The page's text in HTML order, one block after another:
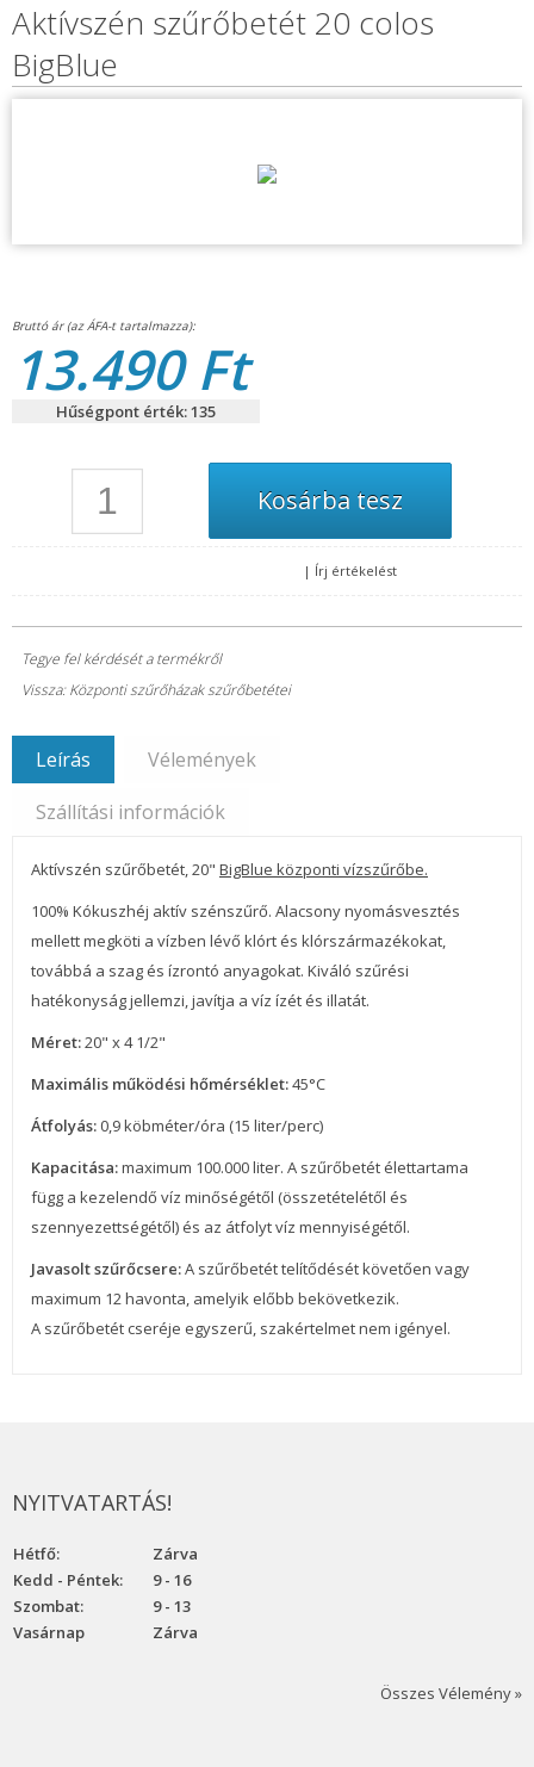
Aktívszén szűrőbetét 20 colos
BigBlue
13.490 Ft
Hűségpont érték: 135
| Írj értékelést
Tegye fel kérdését a termékről
Vissza: Központi szűrőházak szűrőbetétei
Leírás
Vélemények
Szállítási információk
Aktívszén szűrőbetét, 20" BigBlue központi vízszűrőbe.
100% Kókuszhéj aktív szénszűrő. Alacsony nyomásvesztés
mellett megköti a vízben lévő klórt és klórszármazékokat,
továbbá a szag és ízrontó anyagokat. Kiváló szűrési
hatékonyság jellemzi, javítja a víz ízét és illatát.
Méret:20" x 4 1/2"
Maximális működési hőmérséklet:45°C
Átfolyás:0,9 köbméter/óra (15 liter/perc)
Kapacitása:maximum 100.000 liter. A szűrőbetét élettartama
függ a kezelendő víz minőségétől (összetételétől és
szennyezettségétől) és az átfolyt víz mennyiségétől.
Javasolt szűrőcsere:A szűrőbetét telítődését követően vagy
maximum 12 havonta, amelyik előbb bekövetkezik.
A szűrőbetét cseréje egyszerű, szakértelmet nem igényel.
NYITVATARTÁS!
Hétfő:
Zárva
Kedd - Péntek:
9 - 16
Szombat:
9 - 13
Vasárnap
Zárva
Összes Vélemény »